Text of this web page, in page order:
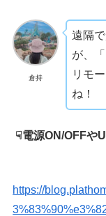
倉持
遠隔
が、
リモ
ね！
☟電源ON/OFFや
https://